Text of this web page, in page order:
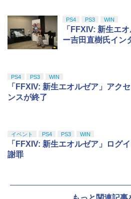
PS4 PS3 WIN
「FFXIV: 新生エ
ー吉田直樹氏イン
PS4 PS3 WIN
「FFXIV: 新生エオルゼア」アク
ンスが終了
イベント PS4 PS3 WIN
「FFXIV: 新生エオルゼア」ログ
謝罪